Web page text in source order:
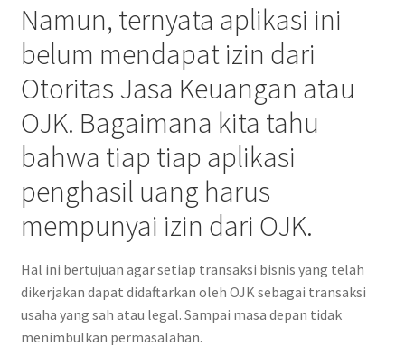
Namun, ternyata aplikasi ini
belum mendapat izin dari
Otoritas Jasa Keuangan atau
OJK. Bagaimana kita tahu
bahwa tiap tiap aplikasi
penghasil uang harus
mempunyai izin dari OJK.
Hal ini bertujuan agar setiap transaksi bisnis yang telah
dikerjakan dapat didaftarkan oleh OJK sebagai transaksi
usaha yang sah atau legal. Sampai masa depan tidak
menimbulkan permasalahan.